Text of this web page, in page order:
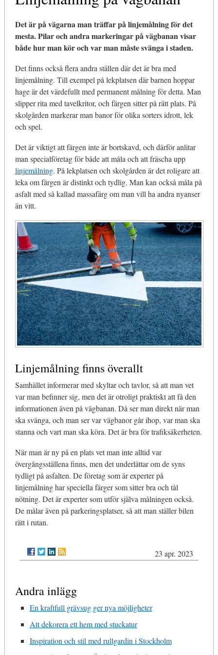
Det är på vägarna man träffar på linjemålning för det
mesta. Pilar och andra markeringar på vägbanan visar
både hur man kör och var man måste svänga i staden.
Det finns också flera andra ställen där det är bra med
linjemålning. Till exempel på lekplatsen där barnen hoppar
hage är det värdefullt med permanent målning för detta. Man
slipper rita med tavelkritor, och färgen sitter på rätt plats. På
skolgården markerar man banor för olika sorters idrott, lek
och spel.
Det är viktigt att färgen inte är bortskavd, och därför anlitar
man specialföretag för både att måla och att fräscha upp
linjemålning. På lekplatsen och skolgården är det roligare att
leka om färgen är distinkt och tydlig. Man kan också måla på
asfalt med så kallad massafärg om man vill ha andra nyanser
än vitt.
Linjemålning finns överallt
Samhället informerar med skyltar och tavlor, så att man vet
var man befinner sig, men det är otroligt praktiskt att få den
informationen även på vägbanan. Då ser man direkt när man
ska svänga, och man ser var vägbanor går ihop, var man ska
stanna och vart man ska köra. Det är bra för trafiksäkerheten.
När man är ny på en plats vet man inte alltid var
övergångsställena finns, men det underlättar om de syns
tydligt på asfalten. De företag som är experter på
linjemålning har speciella färger som sitter bra och tål
nötning. Det är experter som utför själva målningen också.
De målar även på parkeringsplatser, så att man ställer bilen
rätt i rutan.
23 apr. 2023
Andra inlägg
En kraftfull grävsug ger nya möjligheter
Att dekorera ett hem med stuckatur
Inspiration och stil med rullgardin i Stockholm